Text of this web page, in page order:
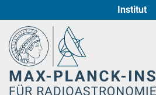
Institut
Radioastronomische
Sternentstehung und